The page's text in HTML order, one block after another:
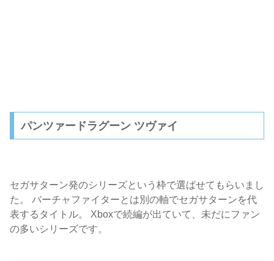
パンツァードラグーン ツヴァイ
セガサターン発のシリーズという枠で選ばせてもらいまし
た。 バーチャファイターとは別の軸でセガサターンを代
表するタイトル。 Xboxで続編が出ていて、未だにファン
の多いシリーズです。